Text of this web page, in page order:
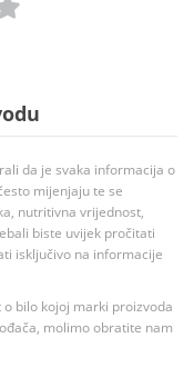
da je svaka informacija o
mijenjaju te se
nutritivna vrijednost,
biste uvijek pročitati
isključivo na informacije
bilo kojoj marki proizvoda
molimo obratite nam